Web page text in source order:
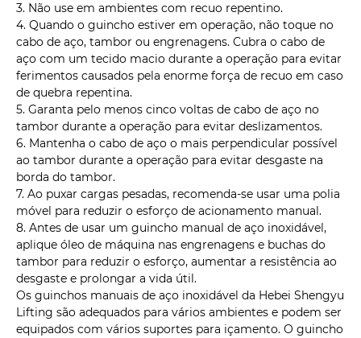
3. Não use em ambientes com recuo repentino.
4. Quando o guincho estiver em operação, não toque no
cabo de aço, tambor ou engrenagens. Cubra o cabo de
aço com um tecido macio durante a operação para evitar
ferimentos causados ​​pela enorme força de recuo em caso
de quebra repentina.
5. Garanta pelo menos cinco voltas de cabo de aço no
tambor durante a operação para evitar deslizamentos.
6. Mantenha o cabo de aço o mais perpendicular possível
ao tambor durante a operação para evitar desgaste na
borda do tambor.
7. Ao puxar cargas pesadas, recomenda-se usar uma polia
móvel para reduzir o esforço de acionamento manual.
8. Antes de usar um guincho manual de aço inoxidável,
aplique óleo de máquina nas engrenagens e buchas do
tambor para reduzir o esforço, aumentar a resistência ao
desgaste e prolongar a vida útil.
Os guinchos manuais de aço inoxidável da Hebei Shengyu
Lifting são adequados para vários ambientes e podem ser
equipados com vários suportes para içamento. O guincho